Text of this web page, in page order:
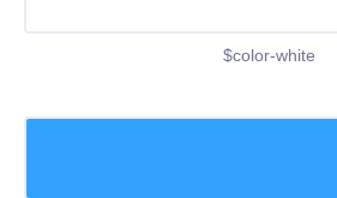
$color-white